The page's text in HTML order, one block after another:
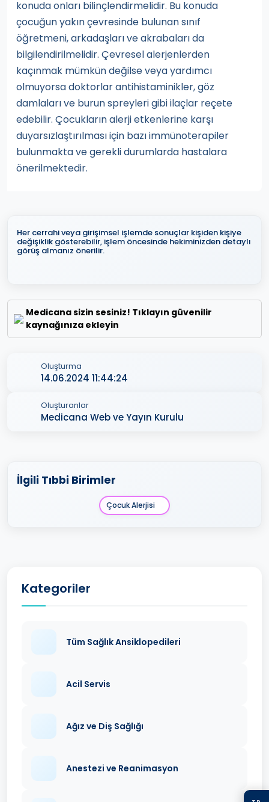
konuda onları bilinçlendirmelidir. Bu konuda
çocuğun yakın çevresinde bulunan sınıf
öğretmeni, arkadaşları ve akrabaları da
bilgilendirilmelidir. Çevresel alerjenlerden
kaçınmak mümkün değilse veya yardımcı
olmuyorsa doktorlar antihistaminikler, göz
damlaları ve burun spreyleri gibi ilaçlar reçete
edebilir. Çocukların alerji etkenlerine karşı
duyarsızlaştırılması için bazı immünoterapiler
bulunmakta ve gerekli durumlarda hastalara
önerilmektedir.
Her cerrahi veya girişimsel işlemde sonuçlar kişiden kişiye
değişiklik gösterebilir, işlem öncesinde hekiminizden detaylı
görüş almanız önerilir.
Medicana sizin sesiniz! Tıklayın güvenilir
kaynağınıza ekleyin
Oluşturma
14.06.2024 11:44:24
Oluşturanlar
Medicana Web ve Yayın Kurulu
İlgili Tıbbi Birimler
Çocuk Alerjisi
Kategoriler
Tüm Sağlık Ansiklopedileri
Acil Servis
Ağız ve Diş Sağlığı
Anestezi ve Reanimasyon